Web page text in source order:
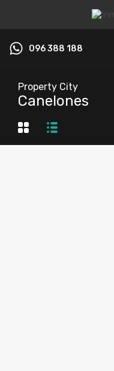
096 388 188
Property City
Canelones